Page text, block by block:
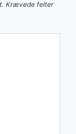
Krævede felter